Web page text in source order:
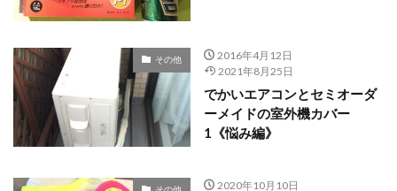
その他
2016年4月12日
2021年8月25日
でかいエアコンとセミオーダ
ーメイドの室外機カバー
1《悩み編》
2020年10月10日